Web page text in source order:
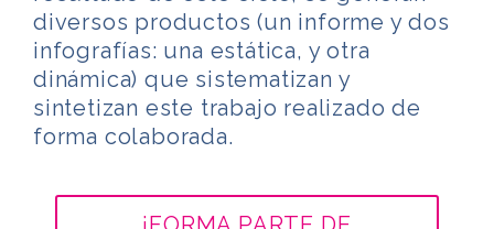
diversos productos (un informe y dos
infografías: una estática, y otra
dinámica) que sistematizan y
sintetizan este trabajo realizado de
forma colaborada.